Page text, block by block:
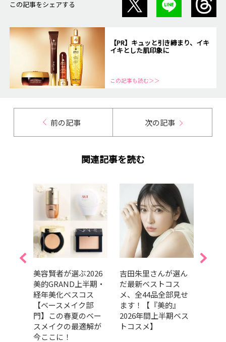
この記事をシェアする
【PR】キュッと引き締まり、イキ
イキとした肌印象に
この記事も読む＞＞
前の記事 次の記事
関連記事を読む
美容賢者が選ぶ2026
美的GRAND上半期・
経年美化ベスコス
【ベースメイク部
門】この春夏のベー
スメイクの最適解が
今ここに！
吉田朱里さんが選ん
だ最新ベストコス
メ、全44品全部見せ
ます！【『美的』
2026年間上半期ベス
トコスメ】